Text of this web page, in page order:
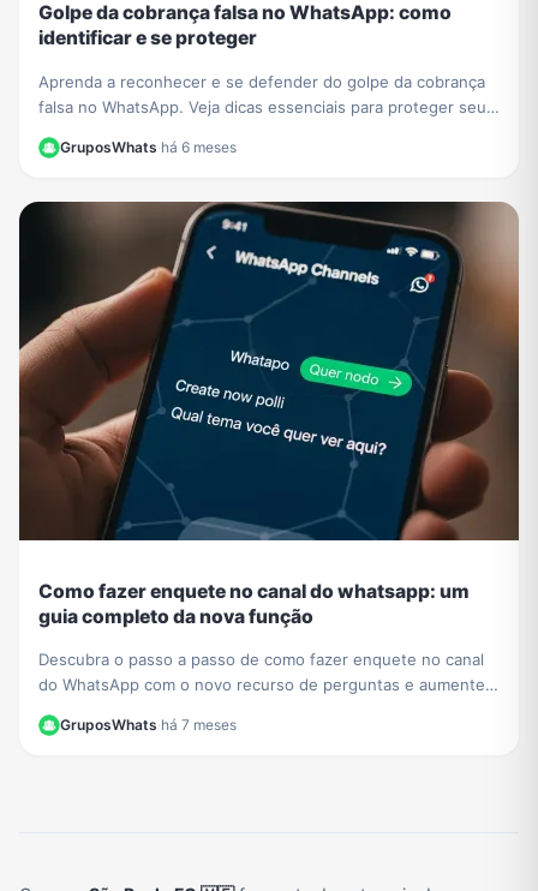
Golpe da cobrança falsa no WhatsApp: como
identificar e se proteger
Aprenda a reconhecer e se defender do golpe da cobrança
falsa no WhatsApp. Veja dicas essenciais para proteger seus
GruposWhats·há 6 meses
Como fazer enquete no canal do whatsapp: um
guia completo da nova função
Descubra o passo a passo de como fazer enquete no canal
do WhatsApp com o novo recurso de perguntas e aumente a
GruposWhats·há 7 meses